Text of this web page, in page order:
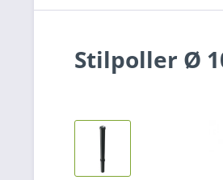
Stilpoller Ø